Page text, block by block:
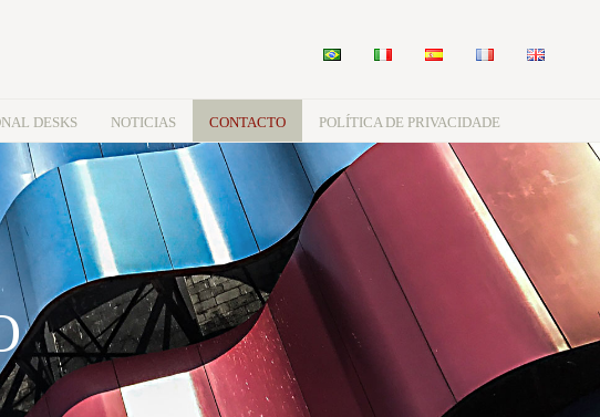
DESKS NOTICIAS CONTACTO POLÍTICA DE PRIVACIDADE